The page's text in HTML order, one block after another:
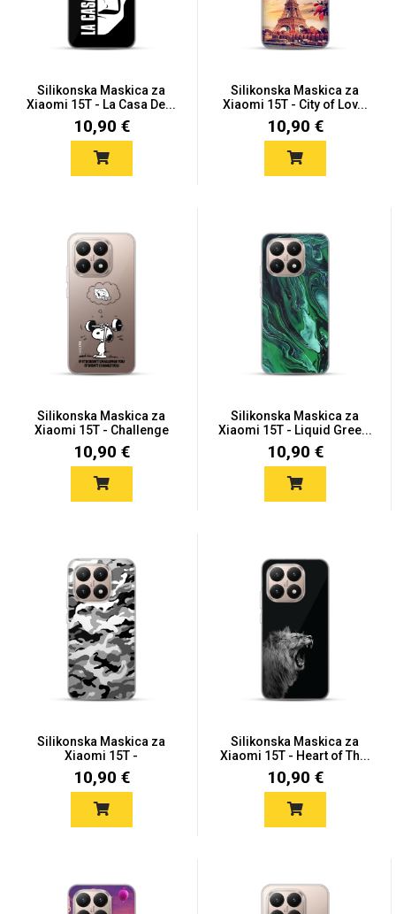
Silikonska Maskica za
Xiaomi 15T - La Casa De...
10,90 €
Silikonska Maskica za
Xiaomi 15T - City of Lov...
10,90 €
Silikonska Maskica za
Xiaomi 15T - Challenge
10,90 €
Silikonska Maskica za
Xiaomi 15T - Liquid Gree...
10,90 €
Silikonska Maskica za
Xiaomi 15T -
Camouflage...
10,90 €
Silikonska Maskica za
Xiaomi 15T - Heart of Th...
10,90 €